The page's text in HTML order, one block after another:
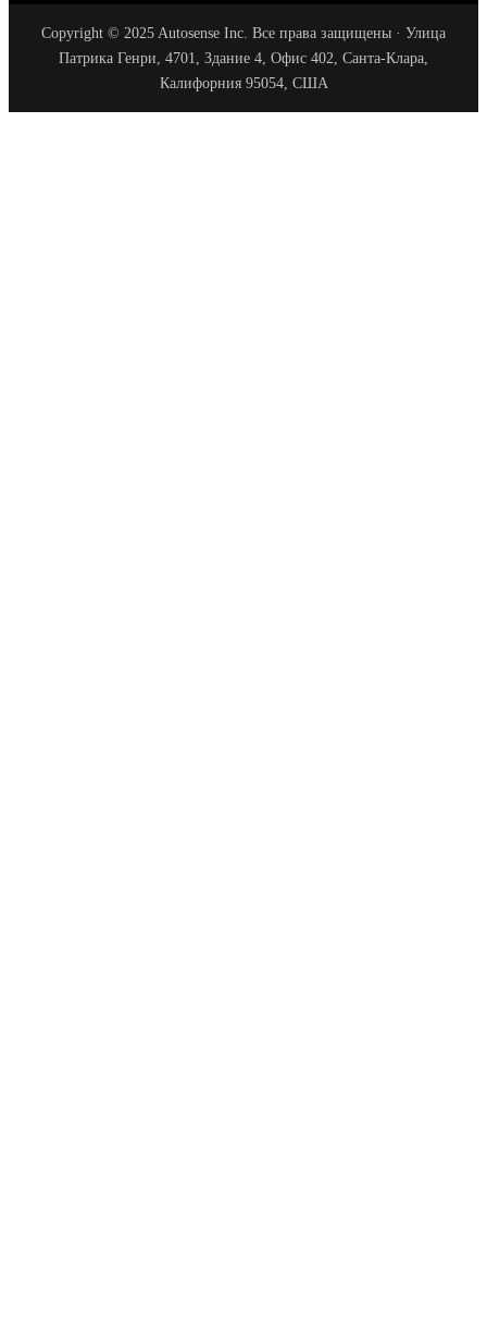
Copyright © 2025 Autosense Inc. Все права защищены · Улица
Патрика Генри, 4701, Здание 4, Офис 402, Санта-Клара,
Калифорния 95054, США